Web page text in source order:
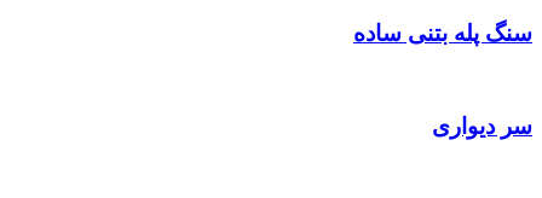
سنگ پله بتنی ساده
سر دیواری